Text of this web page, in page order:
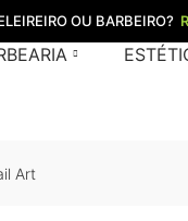
OU BARBEIRO?
Art